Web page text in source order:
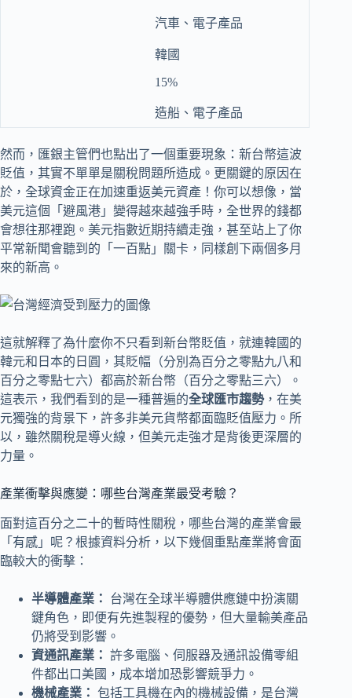
汽車、電子產品
韓國
15%
造船、電子產品
然而，匯銀主管們也點出了一個重要現象：新台幣這波
貶值，其實不單單是關稅問題所造成。更關鍵的原因在
於，全球資金正在加速重返美元資產！你可以想像，當
美元這個「避風港」變得越來越強手時，全世界的錢都
會想往那裡跑。美元指數近期持續走強，甚至站上了你
平常新聞會聽到的「一百點」關卡，同樣創下兩個多月
來的新高。
這就解釋了為什麼你不只看到新台幣貶值，就連韓國的
韓元和日本的日圓，其貶幅（分別為百分之零點九八和
百分之零點七六）都高於新台幣（百分之零點三六）。
這表示，我們看到的是一種普遍的全球匯市趨勢，在美
元獨強的背景下，許多非美元貨幣都面臨貶值壓力。所
以，雖然關稅是導火線，但美元走強才是背後更深層的
力量。
產業衝擊與應變：哪些台灣產業最受考驗？
面對這百分之二十的暫時性關稅，哪些台灣的產業會最
「有感」呢？根據資料分析，以下幾個重點產業將會面
臨較大的衝擊：
半導體產業：
台灣在全球半導體供應鏈中扮演關
鍵角色，即便有先進製程的優勢，但大量輸美產品
仍將受到影響。
資通訊產業： 許多電腦、伺服器及通訊設備零組
件都出口美國，成本增加恐影響競爭力。
機械產業： 包括工具機在內的機械設備，是台灣